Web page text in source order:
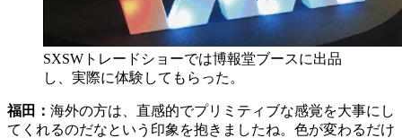
SXSWトレードショーでは博報堂ブースに出品
し、実際に体験してもらった。
福田： 海外の方は、直感的でプリミティブな感覚を大事にし
てくれるのだなという印象を抱きましたね。色が変わるだけ